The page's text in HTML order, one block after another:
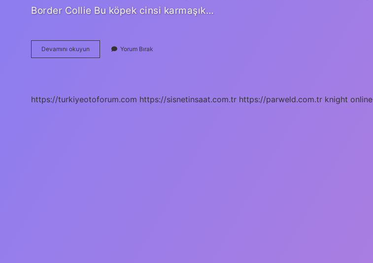
Border Collie Bu köpek cinsi karmaşık…
Devamını okuyun Türkiyenin
En
Yorum Bırak
https://turkiyeotoforum.com https://sisnetinsaat.com.tr https://parweld.com.tr knight online